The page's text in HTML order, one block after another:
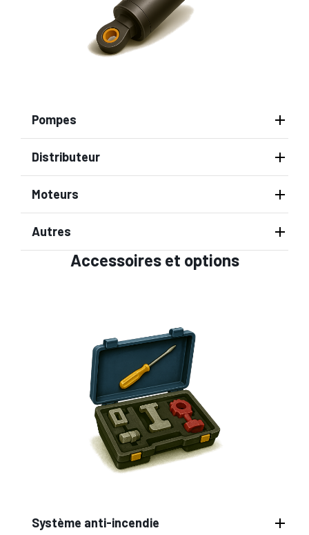
Pompes
Distributeur
Moteurs
Autres
Accessoires et options
Système anti-incendie